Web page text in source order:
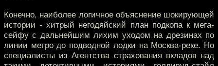
Конечно, наиболее логичное объяснение шокирующей
истории - хитрый негодяйский план подкопа к мега-
сейфу с дальнейшим лихим уходом на дрезинах по
линии метро до подводной лодки на Москва-реке. Но
специалисты из Агентства страхования вкладов над